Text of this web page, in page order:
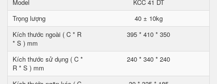
Model
KCC 41 DT
Trọng lượng
40 ± 10kg
Kích thước ngoài ( C * R
* S ) mm
395 * 410 * 350
Kích thước sử dụng ( C *
R * S ) mm
240 * 340 * 240